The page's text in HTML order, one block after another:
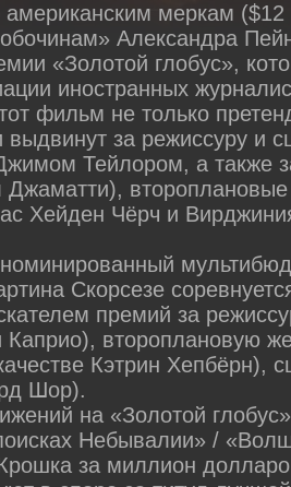
американским меркам
Александра
«Золотой глобус»,
иностранных
фильм не только
выдвинут за режиссуру и
Тейлором, а также
Хейден Чёрч и
Скорсезе
премий за
второплановую
Кэтрин Хепбёрн),
Шор).
на «Золотой
Небывалии» /
за миллион